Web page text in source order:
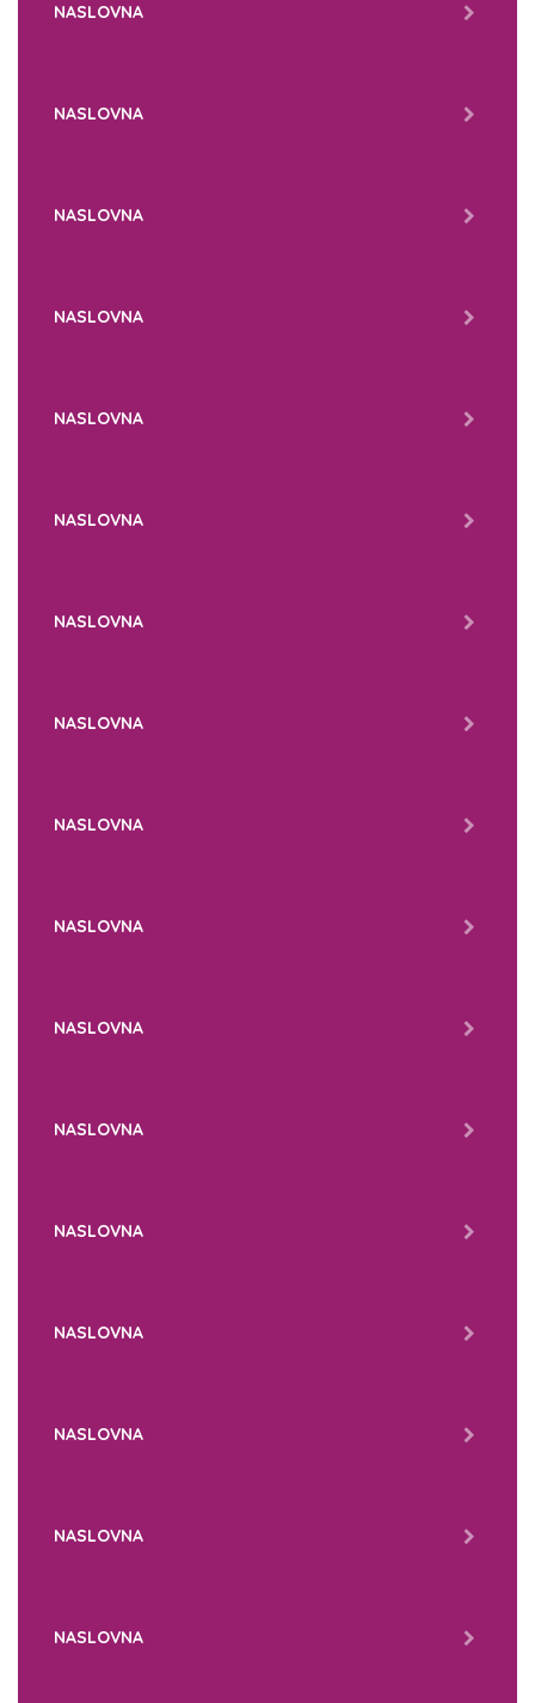
NASLOVNA
NASLOVNA
NASLOVNA
NASLOVNA
NASLOVNA
NASLOVNA
NASLOVNA
NASLOVNA
NASLOVNA
NASLOVNA
NASLOVNA
NASLOVNA
NASLOVNA
NASLOVNA
NASLOVNA
NASLOVNA
NASLOVNA